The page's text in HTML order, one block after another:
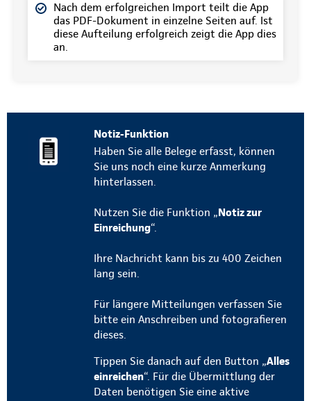
Nach dem erfolgreichen Import teilt die App
das PDF-Dokument in einzelne Seiten auf. Ist
diese Aufteilung erfolgreich zeigt die App dies
an.
Notiz-Funktion
Haben Sie alle Belege erfasst, können
Sie uns noch eine kurze Anmerkung
hinterlassen.
Nutzen Sie die Funktion „Notiz zur
Einreichung“.
Ihre Nachricht kann bis zu 400 Zeichen
lang sein.
Für längere Mitteilungen verfassen Sie
bitte ein Anschreiben und fotografieren
dieses.
Tippen Sie danach auf den Button „Alles
einreichen“. Für die Übermittlung der
Daten benötigen Sie eine aktive